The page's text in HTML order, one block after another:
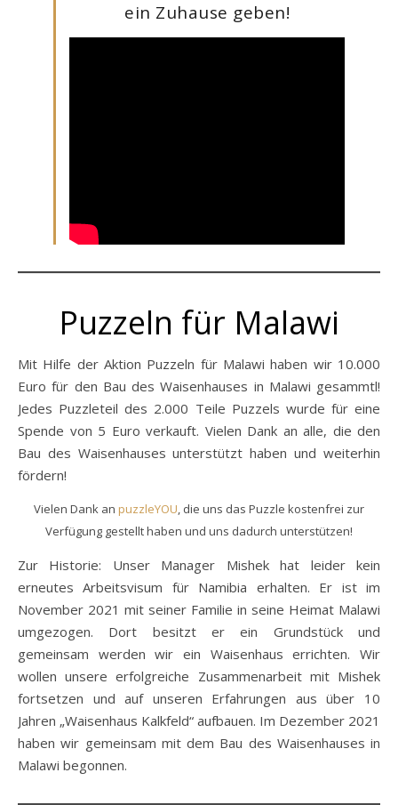
ein Zuhause geben!
Puzzeln für Malawi
Mit Hilfe der Aktion Puzzeln für Malawi haben wir 10.000
Euro für den Bau des Waisenhauses in Malawi gesammtl!
Jedes Puzzleteil des 2.000 Teile Puzzels wurde für eine
Spende von 5 Euro verkauft. Vielen Dank an alle, die den
Bau des Waisenhauses unterstützt haben und weiterhin
fördern!
Vielen Dank an puzzleYOU , die uns das Puzzle kostenfrei zur
Verfügung gestellt haben und uns dadurch unterstützen!
Zur Historie: Unser Manager Mishek hat leider kein
erneutes Arbeitsvisum für Namibia erhalten. Er ist im
November 2021 mit seiner Familie in seine Heimat Malawi
umgezogen. Dort besitzt er ein Grundstück und
gemeinsam werden wir ein Waisenhaus errichten. Wir
wollen unsere erfolgreiche Zusammenarbeit mit Mishek
fortsetzen und auf unseren Erfahrungen aus über 10
Jahren „Waisenhaus Kalkfeld“ aufbauen. Im Dezember 2021
haben wir gemeinsam mit dem Bau des Waisenhauses in
Malawi begonnen.